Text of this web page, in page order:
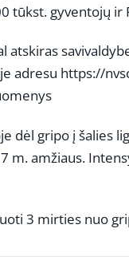
tūkst. gyventojų
atskiras
adresu https://
dėl gripo į šalies
m. amžiaus.
3 mirties nuo